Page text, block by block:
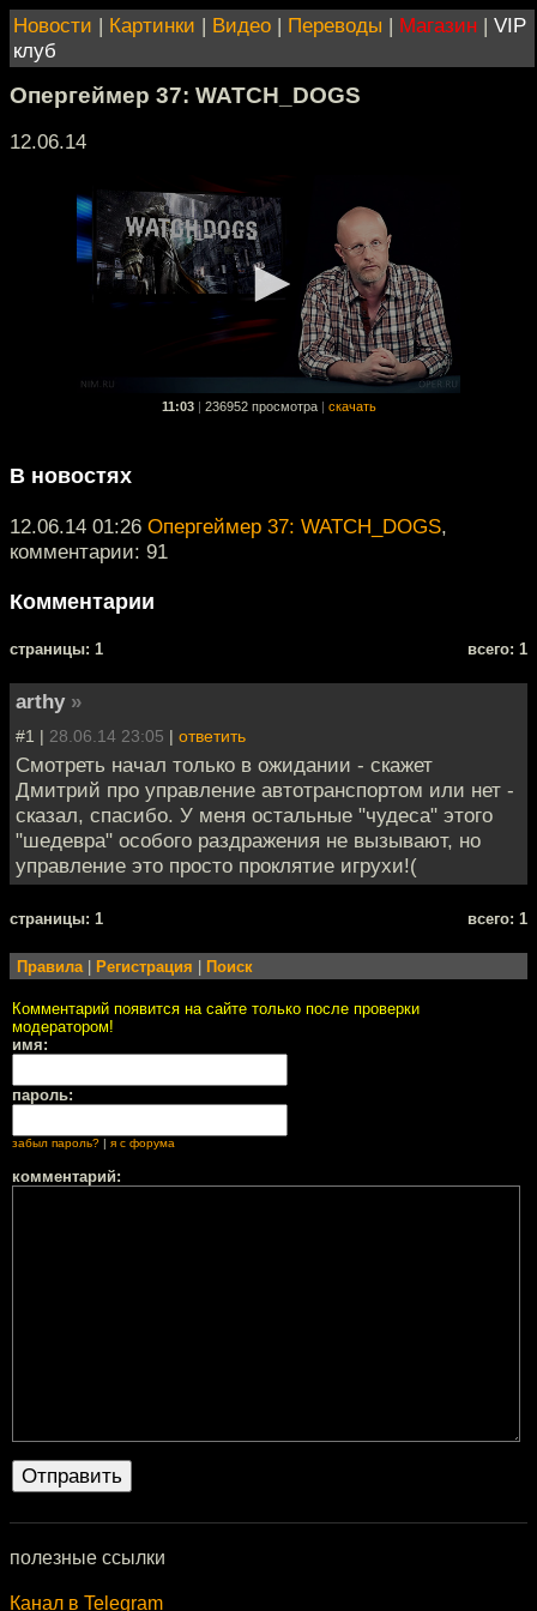
Новости | Картинки | Видео | Переводы | Магазин | VIP
клуб
Опергеймер 37: WATCH_DOGS
12.06.14
11:03 236952 просмотра скачать
В новостях
12.06.14 01:26 Опергеймер 37: WATCH_DOGS,
комментарии: 91
Комментарии
cтраницы: 1 всего: 1
arthy »
#1 | 28.06.14 23:05 | ответить
Смотреть начал только в ожидании - скажет
Дмитрий про управление автотранспортом или нет -
сказал, спасибо. У меня остальные "чудеса" этого
"шедевра" особого раздражения не вызывают, но
управление это просто проклятие игрухи!(
cтраницы: 1 всего: 1
Правила| Регистрация Поиск
Комментарий появится на сайте только после проверки
модератором!
имя:
пароль:
забыл пароль? я с форума
комментарий:
полезные ссылки
Канал в Telegram